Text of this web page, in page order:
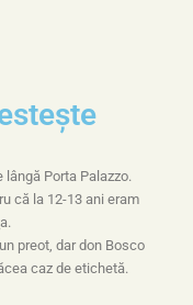
Porta Palazzo.
că la 12-13 ani eram
preot, dar don Bosco
caz de etichetă.